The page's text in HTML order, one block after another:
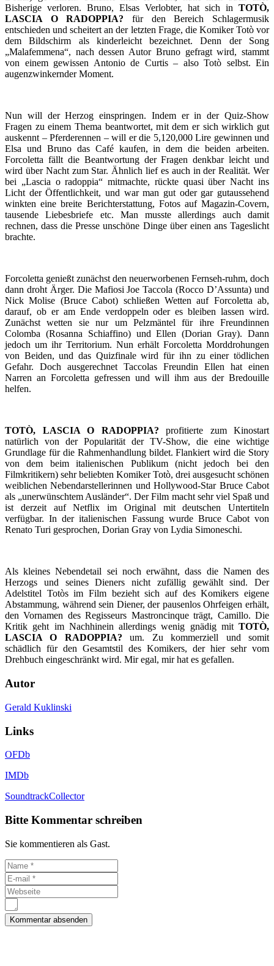
Bisherige verloren. Bruno, Elsas Verlobter, hat sich in TOTÒ,
LASCIA O RADOPPIA? für den Bereich Schlagermusik
entschieden und scheitert an der letzten Frage, die Komiker Totò vor
dem Bildschirm als kinderleicht bezeichnet. Denn der Song
„Malafemmena“, nach dessen Autor Bruno gefragt wird, stammt
von einem gewissen Antonio de Curtis – also Totò selbst. Ein
augenzwinkernder Moment.
Nun will der Herzog einspringen. Indem er in der Quiz-Show
Fragen zu einem Thema beantwortet, mit dem er sich wirklich gut
auskennt – Pferderennen – will er die 5,120,000 Lire gewinnen und
Elsa und Bruno das Café kaufen, in dem die beiden arbeiten.
Forcoletta fällt die Beantwortung der Fragen denkbar leicht und
wird über Nacht zum Star. Ähnlich lief es auch in der Realität. Wer
bei „Lascia o radoppia“ mitmachte, rückte quasi über Nacht ins
Licht der Öffentlichkeit, und war man gut oder gar gutaussehend
winkten eine breite Berichterstattung, Fotos auf Magazin-Covern,
tausende Liebesbriefe etc. Man musste allerdings auch damit
rechnen, dass die Presse unschöne Dinge über einen ans Tageslicht
brachte.
Forcoletta genießt zunächst den neuerworbenen Fernseh-ruhm, doch
dann droht Ärger. Die Mafiosi Joe Taccola (Rocco D’Assunta) und
Nick Molise (Bruce Cabot) schließen Wetten auf Forcoletta ab,
darauf, ob er am Ende verdoppeln oder es bleiben lassen wird.
Zunächst wetten sie nur um Pelzmäntel für ihre Freundinnen
Colomba (Rosanna Schiaffino) und Ellen (Dorian Gray). Dann
jedoch um ihr Territorium. Nun erhält Forcoletta Morddrohungen
von Beiden, und das Quizfinale wird für ihn zu einer tödlichen
Gefahr. Doch ausgerechnet Taccolas Freundin Ellen hat einen
Narren an Forcoletta gefressen und will ihm aus der Bredouille
helfen.
TOTÒ, LASCIA O RADOPPIA? profitierte zum Kinostart
natürlich von der Popularität der TV-Show, die eine wichtige
Grundlage für die Rahmenhandlung bildet. Flankiert wird die Story
von dem beim italienischen Publikum (nicht jedoch bei den
Filmkritikern) sehr beliebten Komiker Totò, drei ausgesucht schönen
weiblichen Nebendarstellerinnen und Hollywood-Star Bruce Cabot
als „unerwünschtem Ausländer“. Der Film macht sehr viel Spaß und
ist derzeit auf Netflix im Original mit deutschen Untertiteln
verfügbar. In der italienischen Fassung wurde Bruce Cabot von
Renato Turi gesprochen, Dorian Gray von Lydia Simoneschi.
Als kleines Nebendetail sei noch erwähnt, dass die Namen des
Herzogs und seines Dieners nicht zufällig gewählt sind. Der
Adelstitel Totòs im Film bezieht sich auf des Komikers eigene
Abstammung, während sein Diener, der pausenlos Ohrfeigen erhält,
den Vornamen des Regisseurs Mastroncinque trägt, Camillo. Die
Kritik geht im Nachhinein allerdings wenig gnädig mit TOTÒ,
LASCIA O RADOPPIA? um. Zu kommerziell und somit
schädlich für den Gesamtstil des Komikers, der hier sehr vom
Drehbuch eingeschränkt wird. Mir egal, mir hat es gefallen.
Autor
Gerald Kuklinski
Links
OFDb
IMDb
SoundtrackCollector
Bitte Kommentar schreiben
Sie kommentieren als Gast.